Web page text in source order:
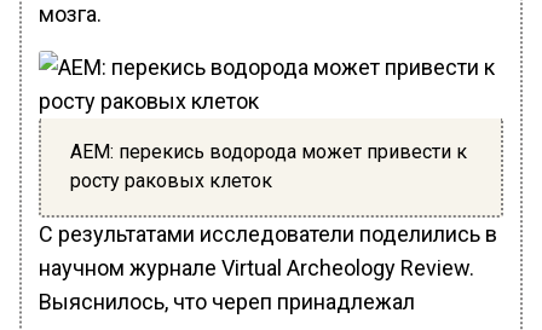
мозга.
AEM: перекись водорода может привести к
росту раковых клеток
С результатами исследователи поделились в
научном журнале Virtual Archeology Review.
Выяснилось, что череп принадлежал